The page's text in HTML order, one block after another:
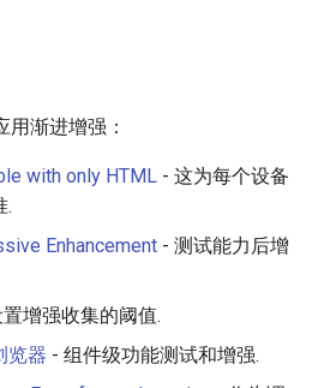
渐进增强：
with only HTML - 这为每个设备
.
Enhancement - 测试能力后增
增强收集的阈值.
览器 - 组件级功能测试和增强.